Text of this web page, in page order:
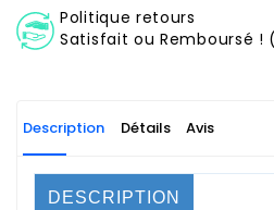
Politique retours
Satisfait ou Remboursé !
Description Détails Avis
DESCRIPTION